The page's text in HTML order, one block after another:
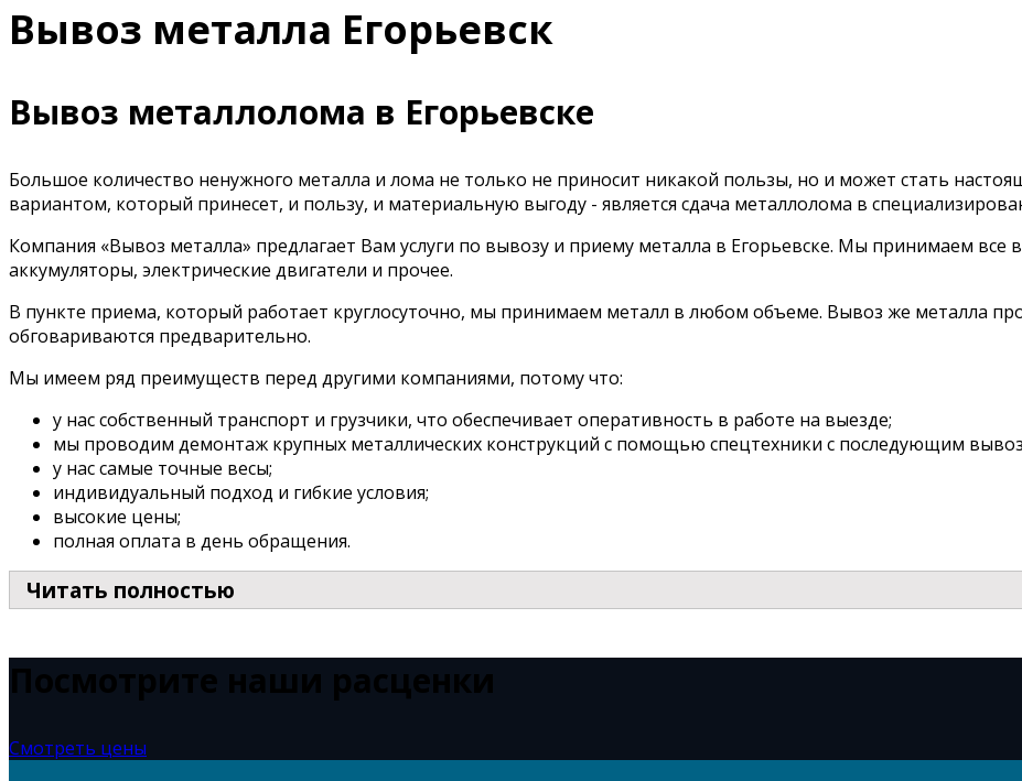
Вывоз металла Егорьевск
Вывоз металлолома в Егорьевске
Большое количество ненужного металла и лома не только не приносит никакой пользы, но и может стать
вариантом, который принесет, и пользу, и материальную выгоду - является сдача металлолома в
Компания «Вывоз металла» предлагает Вам услуги по вывозу и приему металла в Егорьевске. Мы принимаем все
аккумуляторы, электрические двигатели и прочее.
В пункте приема, который работает круглосуточно, мы принимаем металл в любом объеме. Вывоз же металла
обговариваются предварительно.
Мы имеем ряд преимуществ перед другими компаниями, потому что:
у нас собственный транспорт и грузчики, что обеспечивает оперативность в работе на выезде;
мы проводим демонтаж крупных металлических конструкций с помощью спецтехники с последующим
у нас самые точные весы;
индивидуальный подход и гибкие условия;
высокие цены;
полная оплата в день обращения.
Читать полностью
Посмотрите наши расценки
Смотреть цены